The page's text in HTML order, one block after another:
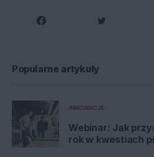
Popularne artykuły
INNOWACJE
Webinar: Jak
rok w kwestiach